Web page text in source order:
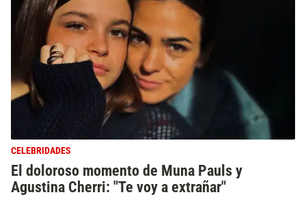
CELEBRIDADES
El doloroso momento de Muna Pauls y
Agustina Cherri: "Te voy a extrañar"